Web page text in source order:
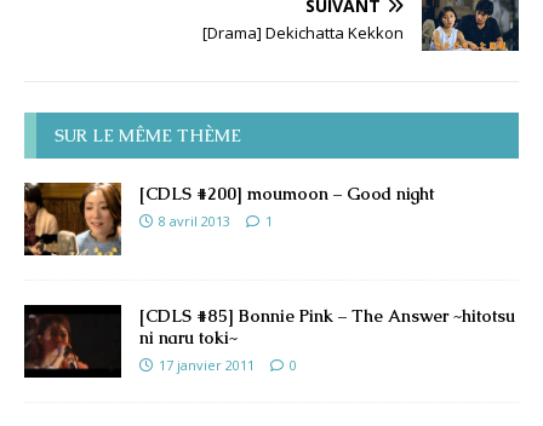
SUIVANT
[Drama] Dekichatta Kekkon
SUR LE MÊME THÈME
[CDLS #200] moumoon – Good night
8 avril 2013 1
[CDLS #85] Bonnie Pink – The Answer ~hitotsu
ni naru toki~
17 janvier 2011 0